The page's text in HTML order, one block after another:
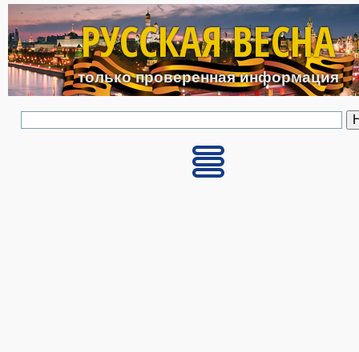
Перейти к основному
РУССКАЯ ВЕСНА
только проверенная информация